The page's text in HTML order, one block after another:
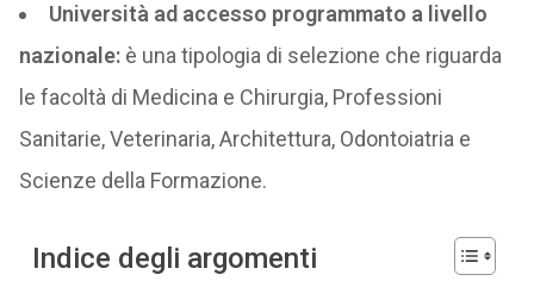
Università ad accesso programmato a livello
nazionale:è una tipologia di selezione che riguarda
le facoltà di Medicina e Chirurgia, Professioni
Sanitarie, Veterinaria, Architettura, Odontoiatria e
Scienze della Formazione.
Indice degli argomenti